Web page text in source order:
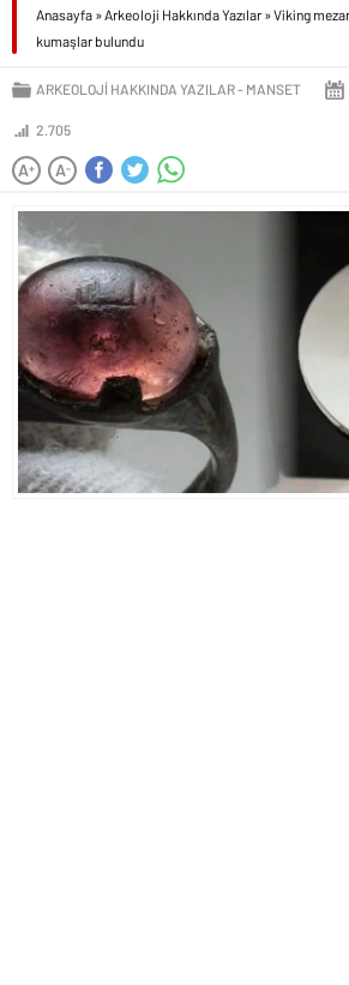
Anasayfa »Arkeoloji Hakkında Yazılar »Viking
kumaşlar bulundu
ARKEOLOJI HAKKINDA YAZILAR MANSET
2.705
A+ A-